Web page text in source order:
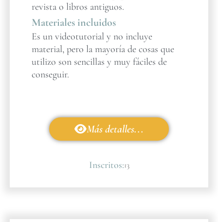
revista o libros antiguos.
Materiales incluidos
Es un videotutorial y no incluye
material, pero la mayoría de cosas que
utilizo son sencillas y muy fáciles de
conseguir.
Más detalles...
Inscritos:13